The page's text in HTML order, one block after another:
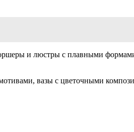
и люстры с плавными
вазы с цветочными